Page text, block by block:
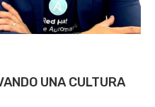
UNA CULTURA